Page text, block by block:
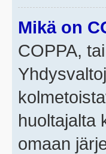
Mikä on
COPPA,
huoltajalta
omaan